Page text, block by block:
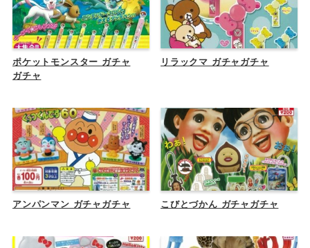
ポケットモンスター ガチャ
ガチャ
リラックマ ガチャガチャ
アンパンマン ガチャガチャ こびとづかん ガチャガチャ